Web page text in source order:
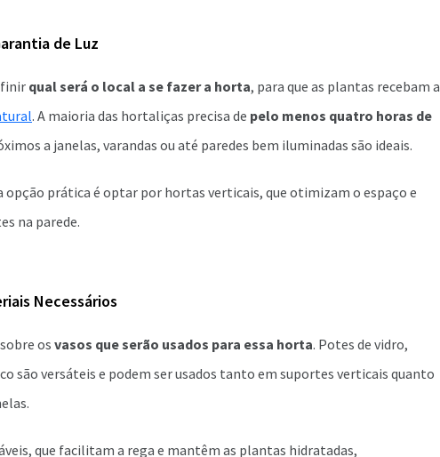
de Luz
qual será o local a se fazer a horta, para que as plantas recebam a
. A maioria das hortaliças precisa de pelo menos quatro horas de
a janelas, varandas ou até paredes bem iluminadas são ideais.
opção prática é optar por hortas verticais, que otimizam o espaço e
na parede.
Necessários
osvasos que serão usados para essa horta. Potes de vidro,
são versáteis e podem ser usados tanto em suportes verticais quanto
que facilitam a rega e mantêm as plantas hidratadas,